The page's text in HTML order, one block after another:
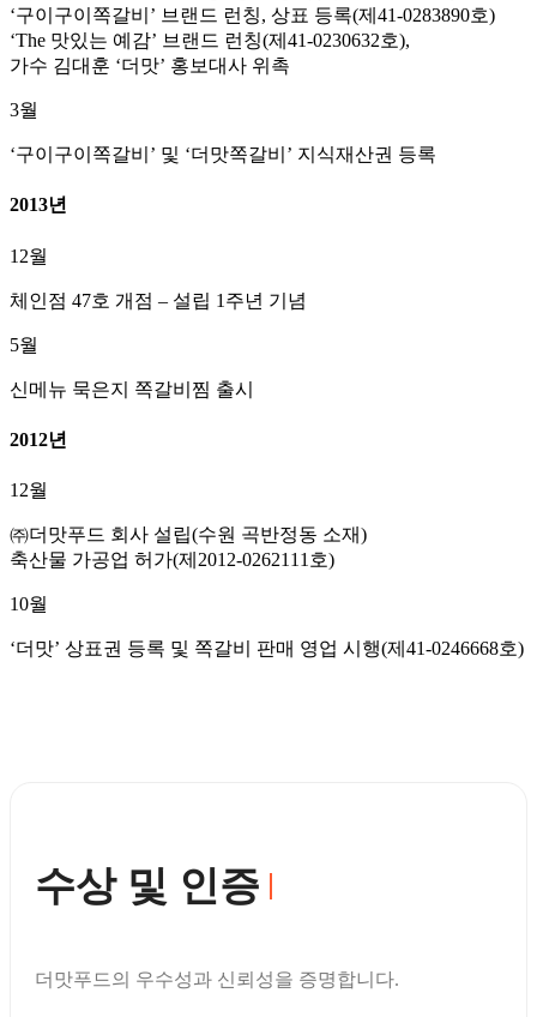
‘구이구이쪽갈비’ 브랜드 런칭, 상표 등록(제41-0283890호)
‘The 맛있는 예감’ 브랜드 런칭(제41-0230632호),
가수 김대훈 ‘더맛’ 홍보대사 위촉
3월
‘구이구이쪽갈비’ 및 ‘더맛쪽갈비’ 지식재산권 등록
2013년
12월
체인점 47호 개점 – 설립 1주년 기념
5월
신메뉴 묵은지 쪽갈비찜 출시
2012년
12월
㈜더맛푸드 회사 설립(수원 곡반정동 소재)
축산물 가공업 허가(제2012-0262111호)
10월
‘더맛’ 상표권 등록 및 쪽갈비 판매 영업 시행(제41-0246668호)
수상 및 인증
더맛푸드의 우수성과 신뢰성을 증명합니다.